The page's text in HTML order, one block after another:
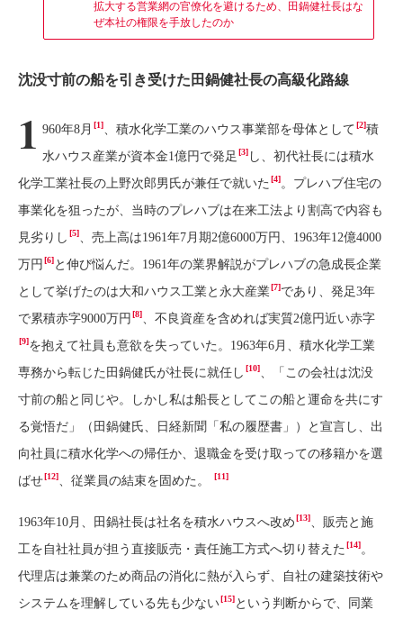
拡大する営業網の官僚化を避けるため、田鍋健社長はな
ぜ本社の権限を手放したのか
沈没寸前の船を引き受けた田鍋健社長の高級化路線
1 960年8月 [1] 、積水化学工業のハウス事業部を母体として [2]積
水ハウス産業が資本金1億円で発足 [3] し、初代社長には積水
化学工業社長の上野次郎男氏が兼任で就いた [4]。プレハブ住宅の
事業化を狙ったが、当時のプレハブは在来工法より割高で内容も
見劣りし [5]
、売上高は1961年7月期2億6000万円、1963年12億4000
万円 [6]と伸び悩んだ。1961年の業界解説がプレハブの急成長企業
として挙げたのは大和ハウス工業と永大産業[7]であり、発足3年
で累積赤字9000万円 [8] 、不良資産を含めれば実質2億円近い赤字
[9]を抱えて社員も意欲を失っていた。1963年6月、積水化学工業
専務から転じた田鍋健氏が社長に就任し [10]
、「この会社は沈没
寸前の船と同じや。しかし私は船長としてこの船と運命を共にす
る覚悟だ」（田鍋健氏、日経新聞「私の履歴書」）と宣言し、出
向社員に積水化学への帰任か、退職金を受け取っての移籍かを選
ばせ[12] 、従業員の結束を固めた。 [11]
1963年10月、田鍋社長は社名を積水ハウスへ改め[13]
、販売と施
工を自社社員が担う直接販売・責任施工方式へ切り替えた [14]。
代理店は兼業のため商品の消化に熱が入らず、自社の建築技術や
システムを理解している先も少ない[15]という判断からで、同業